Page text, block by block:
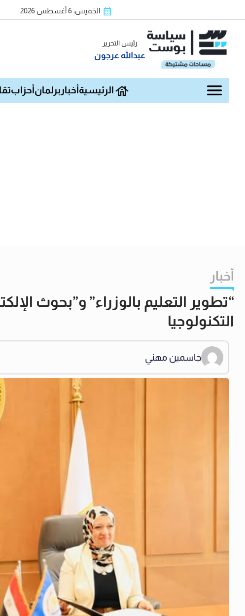
الخميس، 6 أغسطس 2026
رئيس التحرير
عبدالله عرجون
الرئيسية أخبار برلمان أحزاب
أخبار
“تطوير التعليم بالوزراء” و”بحوث
التكنولوجيا
جاسمين مهني